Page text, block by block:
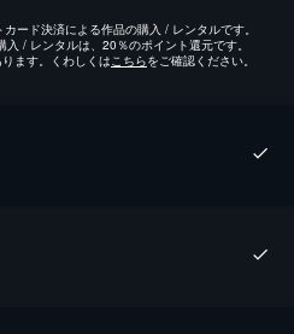
ード決済による作品の購入 / レンタルです。
/ レンタルは、20％のポイント還元です。
ます。くわしくはこちらをご確認ください。